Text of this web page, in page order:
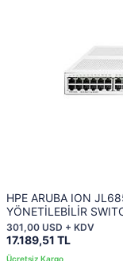
HPE ARUBA ION
YÖNETİLEBİLİR
17.189,51 TL
301,00 USD + KDV